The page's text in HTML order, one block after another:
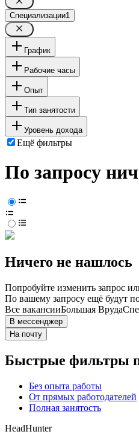
Специализации1
График
Рабочие часы
Опыт
Тип занятости
Уровень дохода
Ещё фильтры
По запросу
Ничего не нашлось
Попробуйте изменить запрос
По вашему запросу ещё будут
Все вакансииБольшая Вруда
В мессенджер
На почту
Быстрые фильтры
Без опыта работы
От прямых работодателей
Полная занятость
HeadHunter